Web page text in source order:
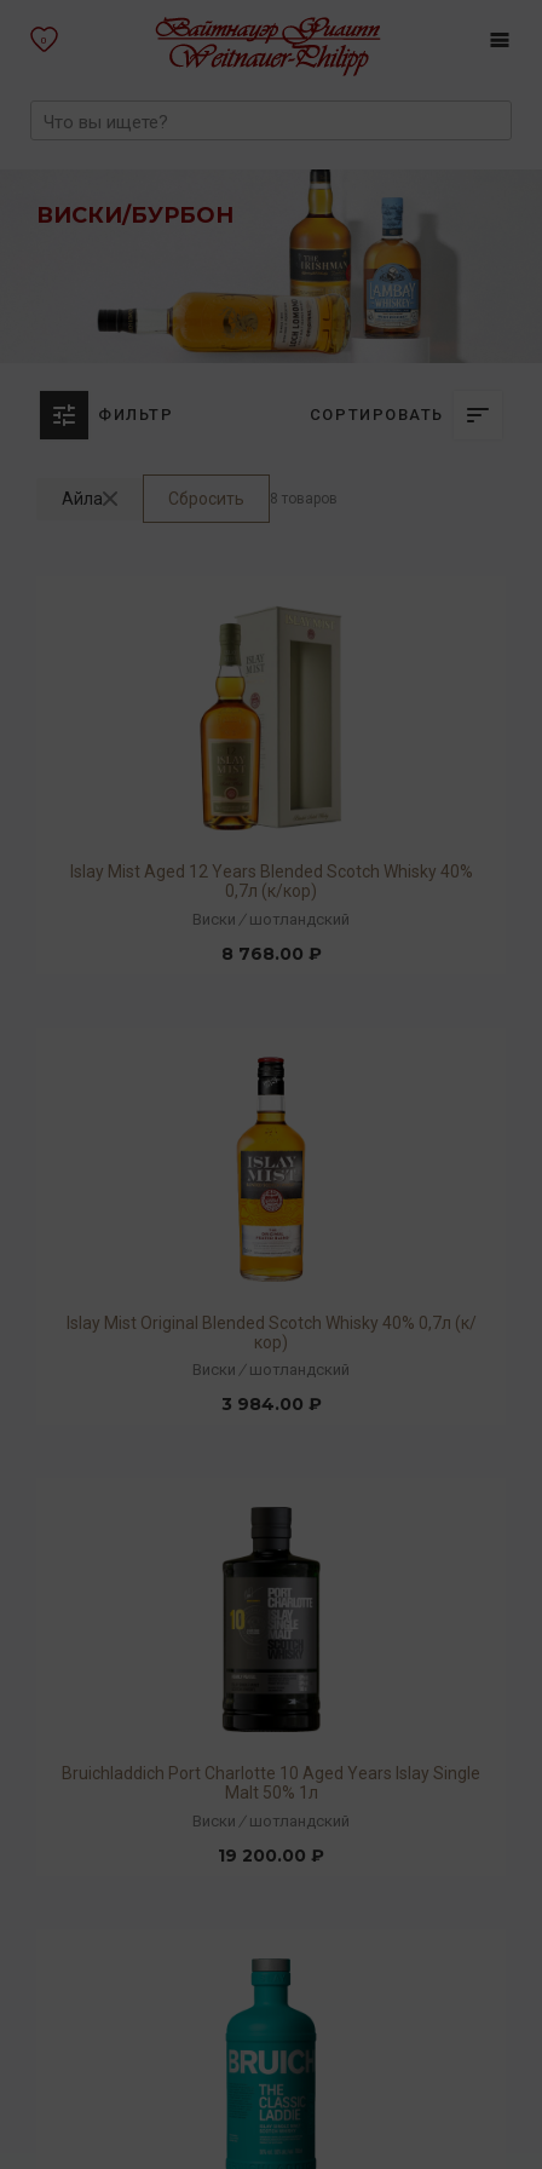
0
ВИСКИ/БУРБОН
ФИЛЬТР СОРТИРОВАТЬ
Айла Сбросить 8 товаров
Islay Mist Aged 12 Years Blended Scotch Whisky 40%
0,7л (к/кор)
Виски / шотландский
8 768.00 ₽
Islay Mist Original Blended Scotch Whisky 40% 0,7л (к/
кор)
Виски / шотландский
3 984.00 ₽
Bruichladdich Port Charlotte 10 Aged Years Islay Single
Malt 50% 1л
Виски / шотландский
19 200.00 ₽